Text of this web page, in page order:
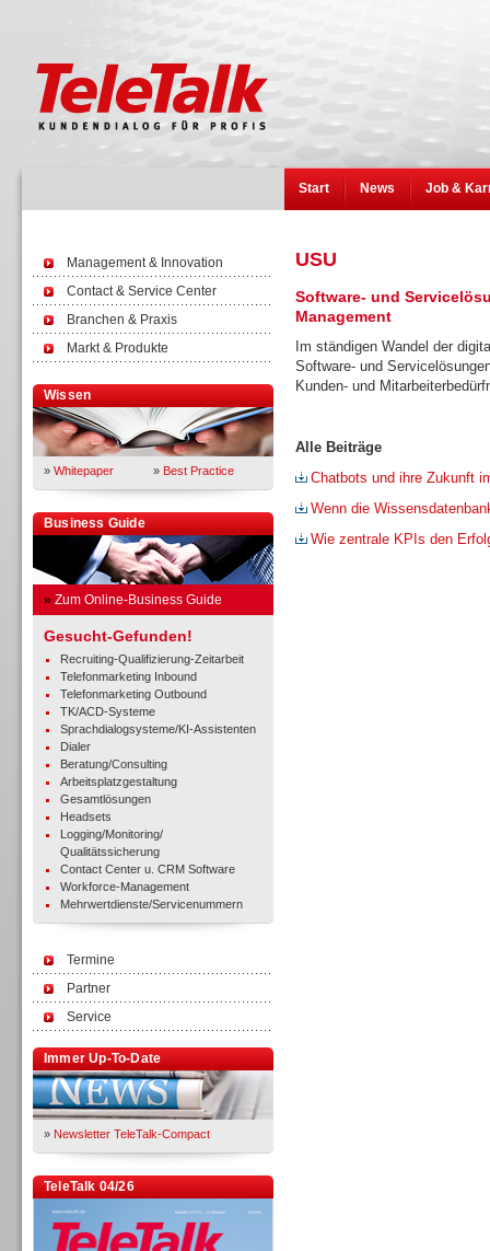
Start News Job &
Management & Innovation
Contact & Service Center
Branchen & Praxis
Markt & Produkte
Wissen
» Whitepaper » Best Practice
Business Guide
» Zum Online-Business Guide
Gesucht-Gefunden!
Recruiting-Qualifizierung-Zeitarbeit
Telefonmarketing Inbound
Telefonmarketing Outbound
TK/ACD-Systeme
Sprachdialogsysteme/KI-Assistenten
Dialer
Beratung/Consulting
Arbeitsplatzgestaltung
Gesamtlösungen
Headsets
Logging/Monitoring/
Qualitätssicherung
Contact Center u. CRM Software
Workforce-Management
Mehrwertdienste/Servicenummern
Termine
Partner
Service
Immer Up-To-Date
» Newsletter TeleTalk-Compact
TeleTalk 04/26
USU
Software- und
Management
Im ständigen Wandel der
Software- und
Kunden- und
Alle Beiträge
Chatbots und ihre Zukunft
Wenn die
Wie zentrale KPIs den